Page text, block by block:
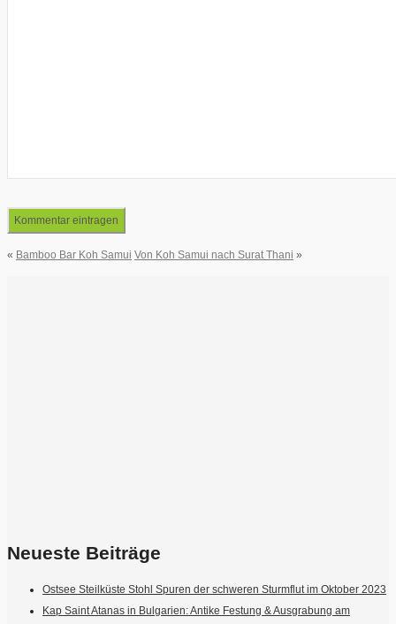
« Bamboo Bar Koh Samui Von Koh Samui nach Surat Thani »
Neueste Beiträge
Ostsee Steilküste Stohl Spuren der schweren Sturmflut im Oktober 2023
Kap Saint Atanas in Bulgarien: Antike Festung & Ausgrabung am